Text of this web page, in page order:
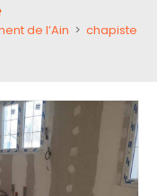
de l’Ain > chapiste